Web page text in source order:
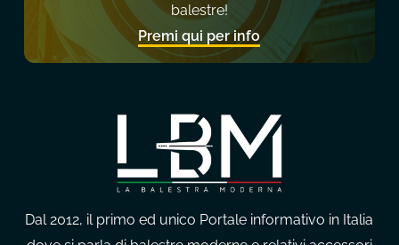
balestre!
Premi qui per info
Dal 2012, il primo ed unico Portale informativo in Italia